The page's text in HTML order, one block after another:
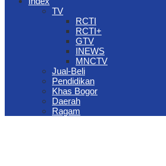
TV
RCTI
RCTI+
GTV
INEWS
MNCTV
Jual-Beli
Pendidikan
Khas Bogor
Daerah
Ragam